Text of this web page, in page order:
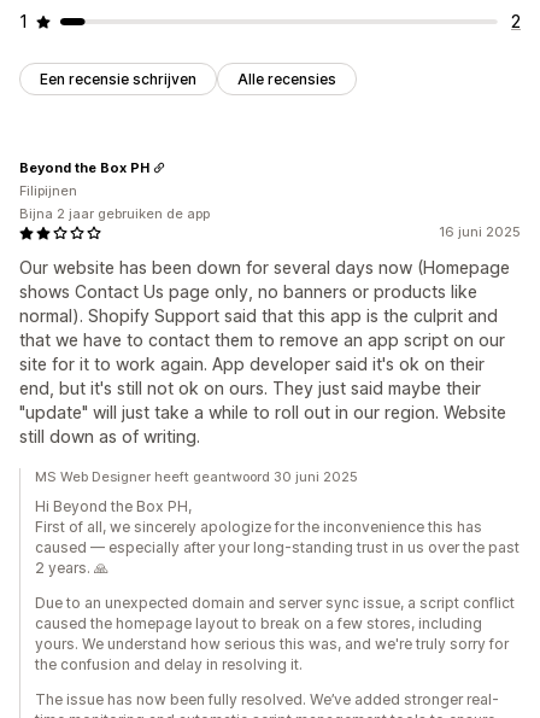
1
2
Een recensie schrijven Alle recensies
16 juni 2025
Our website has been down for several days now (Homepage
shows Contact Us page only, no banners or products like
normal). Shopify Support said that this app is the culprit and
that we have to contact them to remove an app script on our
site for it to work again. App developer said it's ok on their
end, but it's still not ok on ours. They just said maybe their
"update" will just take a while to roll out in our region. Website
still down as of writing.
Beyond the Box PH
Filipijnen
Bijna 2 jaar gebruiken de app
MS Web Designer heeft geantwoord 30 juni 2025
Hi Beyond the Box PH,
First of all, we sincerely apologize for the inconvenience this has
caused — especially after your long-standing trust in us over the past
2 years. 🙏
Due to an unexpected domain and server sync issue, a script conflict
caused the homepage layout to break on a few stores, including
yours. We understand how serious this was, and we're truly sorry for
the confusion and delay in resolving it.
The issue has now been fully resolved. We’ve added stronger real-